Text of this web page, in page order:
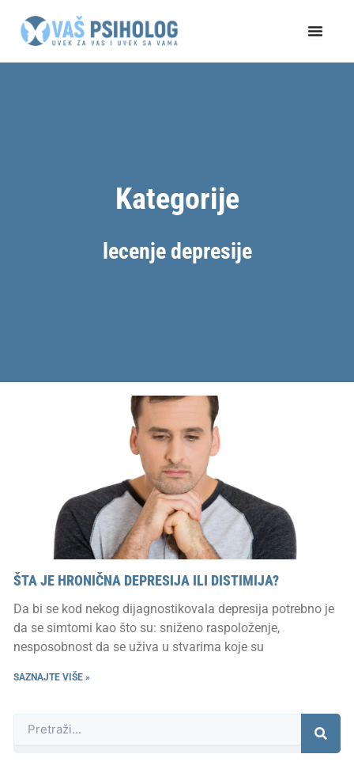
Kategorije
lecenje depresije
ŠTA JE HRONIČNA DEPRESIJA ILI DISTIMIJA?
Da bi se kod nekog dijagnostikovala depresija potrebno je
da se simtomi kao što su: sniženo raspoloženje,
nesposobnost da se uživa u stvarima koje su
SAZNAJTE VIŠE »